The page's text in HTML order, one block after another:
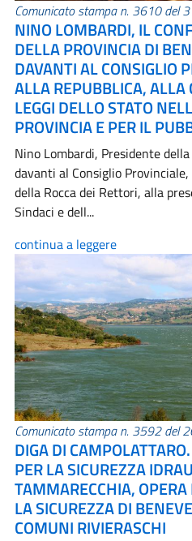
Comunicato stampa n. 3610
NINO LOMBARDI, IL
DELLA PROVINCIA DI
DAVANTI AL CONSIGLIO
ALLA REPUBBLICA,
LEGGI DELLO STATO
PROVINCIA E PER IL
Nino Lombardi, Presidente
davanti al Consiglio
della Rocca dei Rettori, alla
Sindaci e dell...
continua a leggere
Comunicato stampa n. 3592
DIGA DI
PER LA SICUREZZA
TAMMARECCHIA,
LA SICUREZZA DI
COMUNI RIVIERASCHI